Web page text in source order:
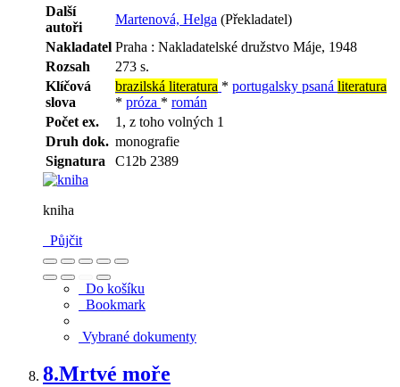
Další
autoři
Martenová, Helga (Překladatel)
Nakladatel Praha : Nakladatelské družstvo Máje, 1948
Rozsah
273 s.
Klíčová
slova
brazilská literatura * portugalsky psaná literatura
* próza * román
Počet ex.
1, z toho volných 1
Druh dok. monografie
Signatura
C12b 2389
kniha
Půjčit
Do košíku
Bookmark
Vybrané dokumenty
8.Mrtvé moře